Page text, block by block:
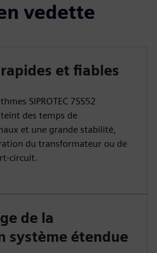
vedette
et fiables
SIPROTEC 7SS52
des temps de
et une grande stabilité,
du transformateur ou de
circuit.
de la
système étendue